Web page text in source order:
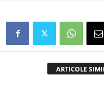
ARTICOLE